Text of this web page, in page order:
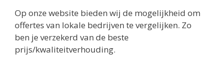
Op onze website bieden wij de mogelijkheid om
offertes van lokale bedrijven te vergelijken. Zo
ben je verzekerd van de beste
prijs/kwaliteitverhouding.